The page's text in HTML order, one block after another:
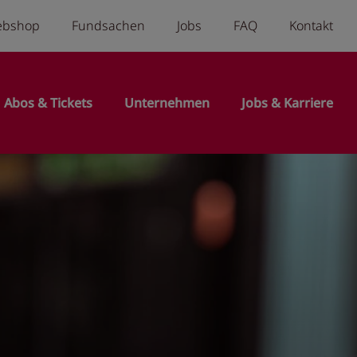
menu
Fundsachen Jobs FAQ Kontakt
Abos & Tickets Unternehmen Jobs & Karriere